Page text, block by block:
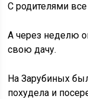
С родителями
А через неделю
свою дачу.
На Зарубиных
похудела и